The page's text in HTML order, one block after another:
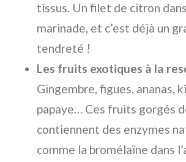
tissus. Un filet de citron
marinade, et c’est déjà un
tendreté !
Les fruits exotiques à la
Gingembre, figues, ananas,
papaye… Ces fruits gorgés
contiennent des enzymes
comme la bromélaïne dans